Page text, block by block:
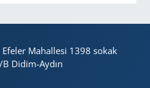
Mahallesi 1398 sokak
Didim-Aydın